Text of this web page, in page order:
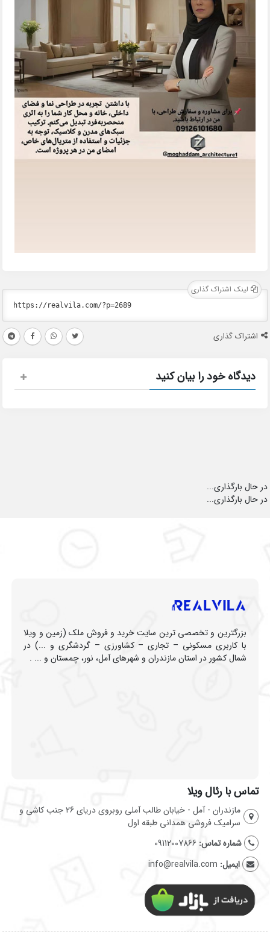
لینک اشتراک گذاری
اشتراک گذاری
دیدگاه خود را بیان کنید
در حال بارگذاری...
در حال بارگذاری...
بزرگترین و تخصصی ترین سایت خرید و فروش ملک (زمین و ویلا
با کاربری مسکونی – تجاری – کشاورزی – گردشگری و ...) در
شمال کشور در استان مازندران و شهرهای آمل، نور، چمستان و ... .
تماس با رئال ویلا
مازندران - آمل - خیابان طالب آملی روبروی دریای 26 جنب کاشی و
سرامیک فروشی همدانی طبقه اول
شماره تماس: 09112007866
ایمیل: info@realvila.com